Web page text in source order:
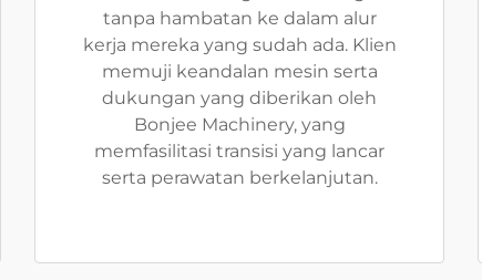
tanpa hambatan ke dalam alur
kerja mereka yang sudah ada. Klien
memuji keandalan mesin serta
dukungan yang diberikan oleh
Bonjee Machinery, yang
memfasilitasi transisi yang lancar
serta perawatan berkelanjutan.